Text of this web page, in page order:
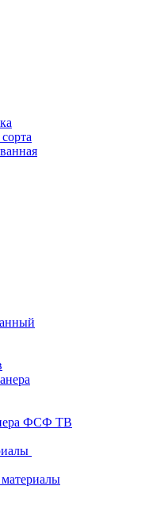
ФСФ ТВ